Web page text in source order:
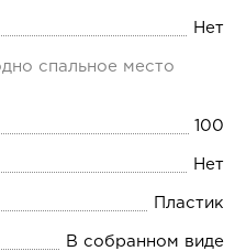
Нет
спальное место
100
Нет
Пластик
В собранном виде